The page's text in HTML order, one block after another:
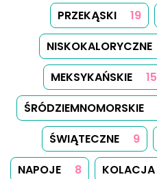
PRZEKĄSKI
19
NISKOKALORYCZNE
MEKSYKAŃSKIE
15
ŚRÓDZIEMNOMORSKIE
ŚWIĄTECZNE
9
NAPOJE
8 KOLACJA